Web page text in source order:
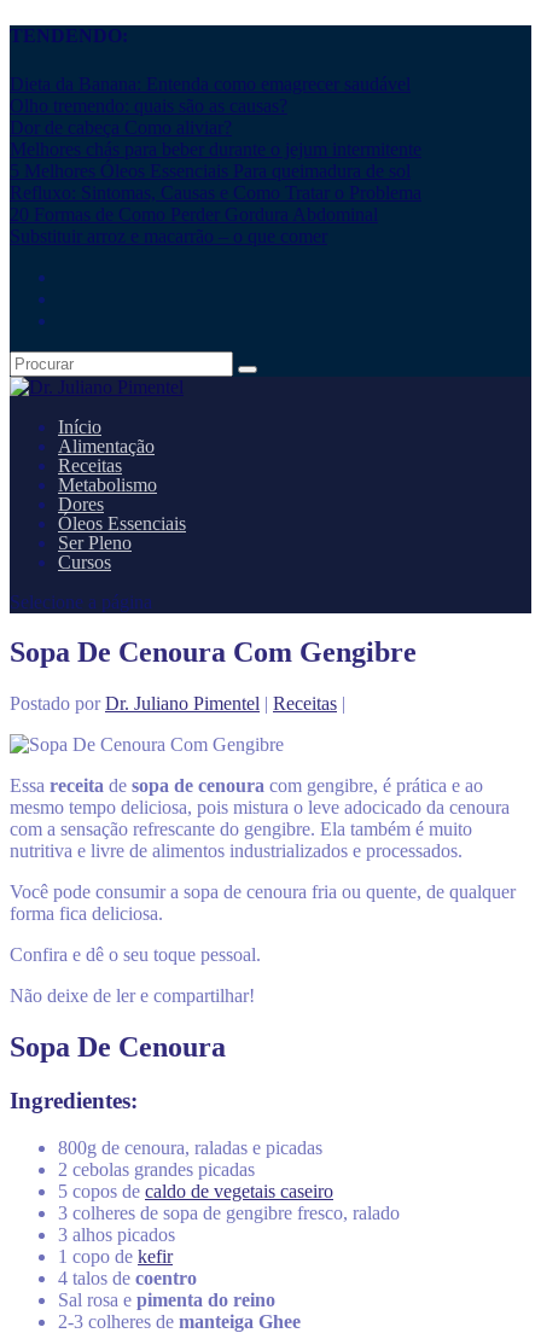
TENDENDO:
Dieta da Banana: Entenda como emagrecer saudável
Olho tremendo: quais são as causas?
Dor de cabeça Como aliviar?
Melhores chás para beber durante o jejum intermitente
5 Melhores Óleos Essenciais Para queimadura de sol
Refluxo: Sintomas, Causas e Como Tratar o Problema
20 Formas de Como Perder Gordura Abdominal
Substituir arroz e macarrão – o que comer
Início
Alimentação
Receitas
Metabolismo
Dores
Óleos Essenciais
Ser Pleno
Cursos
Selecione a página
Sopa De Cenoura Com Gengibre
Postado porDr. Juliano Pimentel | Receitas |
Essa receita de sopa de cenoura com gengibre, é prática e ao
mesmo tempo deliciosa, pois mistura o leve adocicado da cenoura
com a sensação refrescante do gengibre. Ela também é muito
nutritiva e livre de alimentos industrializados e processados.
Você pode consumir a sopa de cenoura fria ou quente, de qualquer
forma fica deliciosa.
Confira e dê o seu toque pessoal.
Não deixe de ler e compartilhar!
Sopa De Cenoura
Ingredientes:
800g de cenoura, raladas e picadas
2 cebolas grandes picadas
5 copos de caldo de vegetais caseiro
3 colheres de sopa de gengibre fresco, ralado
3 alhos picados
1 copo de kefir
4 talos de coentro
Sal rosa e pimenta do reino
2-3 colheres de manteiga Ghee